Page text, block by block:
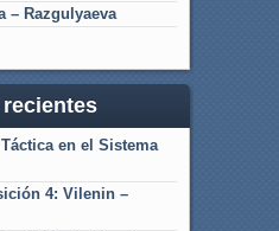
– Razgulyaeva
Táctica en el Sistema
4: Vilenin –